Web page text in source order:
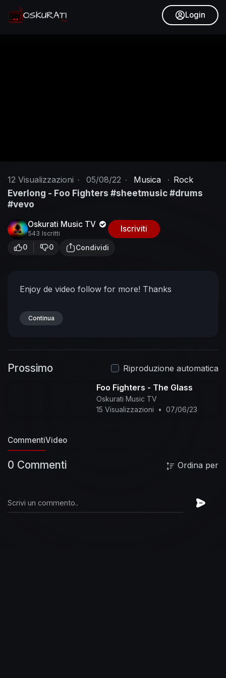
Login
12 Visualizzazioni · 05/08/22 · Musica · Rock
Everlong - Foo Fighters #sheetmusic #drums
#vevo
Oskurati Music TV
543 Iscritti Iscriviti
0 0 Condividi
Enjoy de video follow for more! Thanks
Continua
Prossimo
Riproduzione automatica
Foo Fighters - The Glass
Oskurati Music TV
15 Visualizzazioni
• 07/06/23
CommentiVideo
0 Commenti Ordina per